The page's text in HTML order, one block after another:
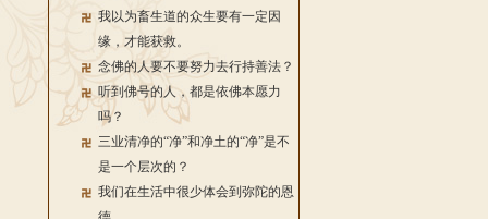
我以为畜生道的众生要有一定因
缘，才能获救。
念佛的人要不要努力去行持善法？
听到佛号的人，都是依佛本愿力
吗？
三业清净的“净”和净土的“净”是不
是一个层次的？
我们在生活中很少体会到弥陀的恩